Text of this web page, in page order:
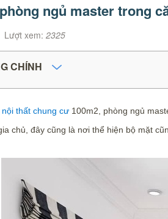
ngủ master trong
Lượt xem: 2325
CHÍNH
thất chung cư100m2, phòng ngủ
chủ, đây cũng là nơi thể hiện bộ mặt